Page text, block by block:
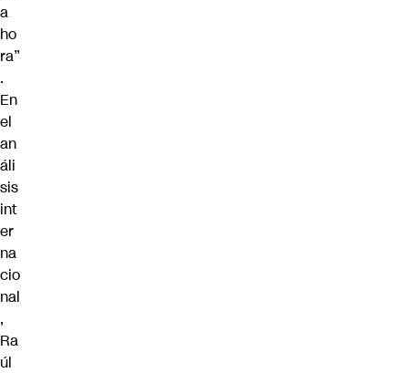
a
ho
ra”
.
En
el
an
áli
sis
int
er
na
cio
nal
,
Ra
úl